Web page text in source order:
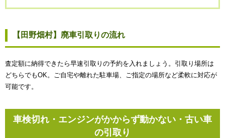
【田野畑村】廃車引取りの流れ
査定額に納得できたら早速引取りの予約を入れましょう。引取り場所は
どちらでもOK。ご自宅や離れた駐車場、ご指定の場所など柔軟に対応が
可能です。
車検切れ・エンジンがかからず動かない・古い車
の引取り